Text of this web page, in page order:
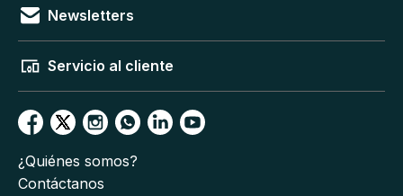
Newsletters
Servicio al cliente
¿Quiénes somos?
Contáctanos